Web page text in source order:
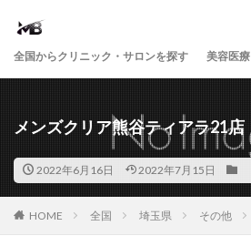
全国からクリニック・サロンを探す 美容医療
メンズクリア熊谷ティアラ21店
2022年6月16日 2022年7月15日
HOME 全国 埼玉県 その他